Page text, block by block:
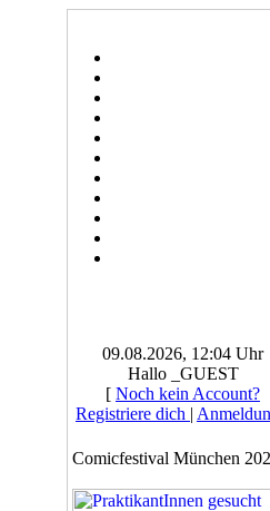
09.08.2026, 12:04 Uhr
Hallo _GUEST
[ Noch kein Account?
Registriere dich |
Comicfestival München